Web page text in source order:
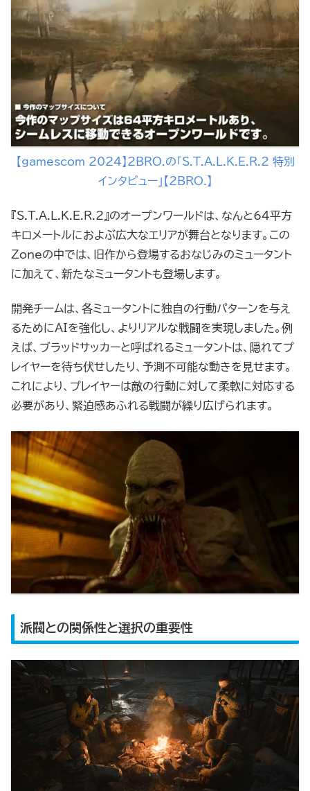
【gamescom 2024】2BRO.の「S.T.A.L.K.E.R.2 特別
インタビュー」【2BRO.】
『S.T.A.L.K.E.R.2』のオープンワールドは、なんと64平方
キロメートルにおよぶ広大なエリアが舞台となります。この
Zoneの中では、旧作から登場するおなじみのミュータント
に加えて、新たなミュータントも登場します。
開発チームは、各ミュータントに独自の行動パターンを与え
るためにAIを強化し、よりリアルな戦闘を実現しました。例
えば、ブラッドサッカーと呼ばれるミュータントは、隠れてプ
レイヤーを待ち伏せしたり、予測不可能な動きを見せます。
これにより、プレイヤーは敵の行動に対して柔軟に対応する
必要があり、緊迫感あふれる戦闘が繰り広げられます。
派閥との関係性と選択の重要性